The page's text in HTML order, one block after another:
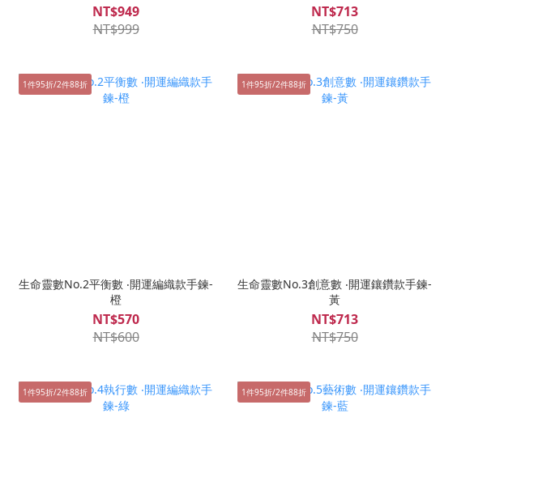
NT$949
NT$999
NT$713
NT$750
1件95折/2件88折
生命靈數No.2平衡數 ‧開運編織款手鍊-
橙
NT$570
NT$600
1件95折/2件88折
生命靈數No.3創意數 ‧開運鑲鑽款手鍊-
黃
NT$713
NT$750
1件95折/2件88折 1件95折/2件88折